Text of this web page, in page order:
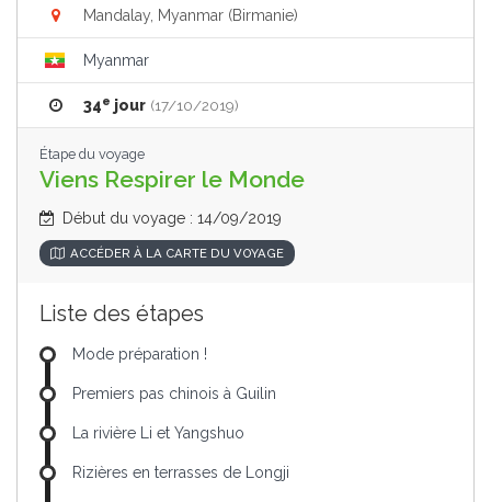
Mandalay, Myanmar (Birmanie)
Myanmar
34e jour (17/10/2019)
Étape du voyage
Viens Respirer le Monde
Début du voyage : 14/09/2019
ACCÉDER À LA CARTE DU VOYAGE
Liste des étapes
Mode préparation !
Premiers pas chinois à Guilin
La rivière Li et Yangshuo
Rizières en terrasses de Longji